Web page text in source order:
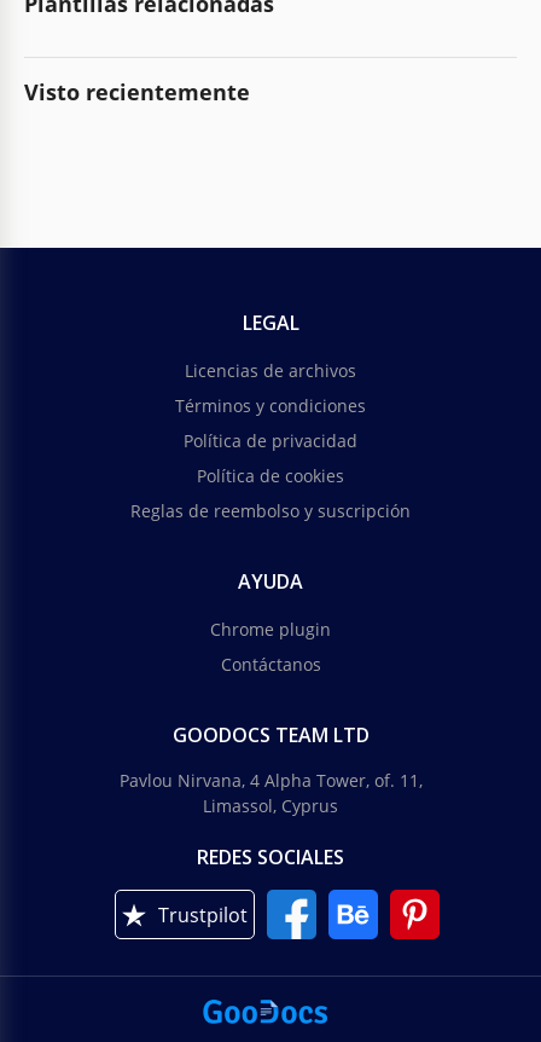
Visto recientemente
LEGAL
Licencias de archivos
Términos y condiciones
Política de privacidad
Política de cookies
Reglas de reembolso y suscripción
AYUDA
Chrome plugin
Contáctanos
GOODOCS TEAM LTD
Pavlou Nirvana, 4 Alpha Tower, of. 11,
Limassol, Cyprus
REDES SOCIALES
Trustpilot